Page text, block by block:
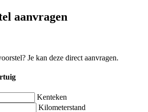
aanvragen
Je kan deze direct aanvragen.
Kenteken
Kilometerstand